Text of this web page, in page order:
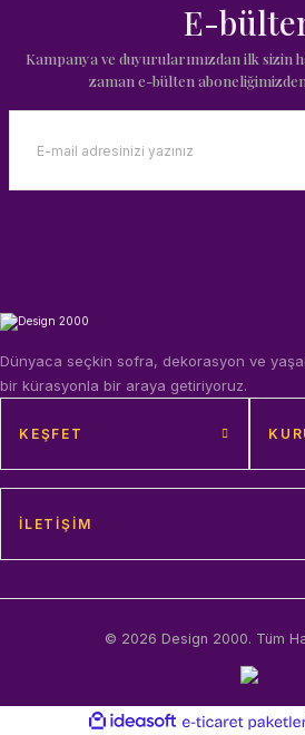
E-
Kampanya ve duyurularımızdan ilk sizin
zaman e-bülten
Dünyaca seçkin sofra, dekorasyon ve
bir kürasyonla bir araya getiriyoruz.
KEŞFET
İLETIŞIM
© 2026 Design 2000. Tüm
ideasoft